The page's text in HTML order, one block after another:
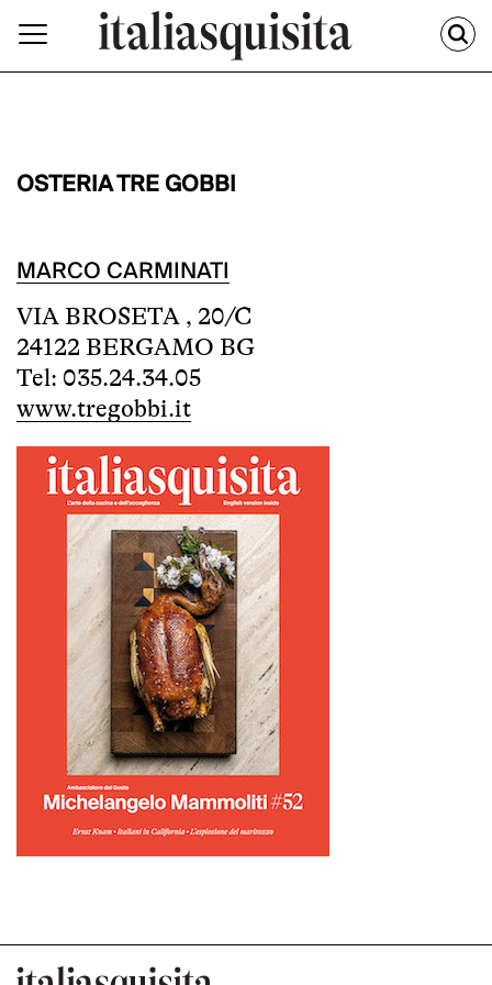
OSTERIA TRE GOBBI
MARCO CARMINATI
VIA BROSETA , 20/C
24122 BERGAMO BG
Tel: 035.24.34.05
www.tregobbi.it